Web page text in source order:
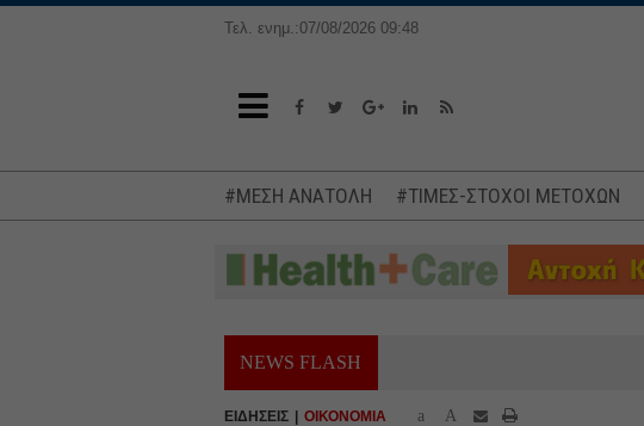
Τελ. ενημ.:07/08/2026 09:48
#ΜΕΣΗ ΑΝΑΤΟΛΗ #ΤΙΜΕΣ-ΣΤΟΧΟΙ ΜΕΤΟΧΩΝ
NEWS FLASH
ΕΙΔΗΣΕΙΣ ΟΙΚΟΝΟΜΙΑ a A